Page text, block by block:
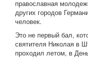
православная
других городов
человек.
Это не первый бал,
святителя Николая в
проходил летом, в